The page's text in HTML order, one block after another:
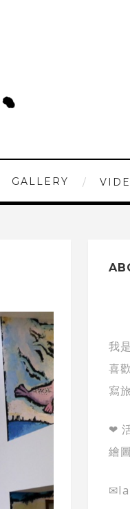
GALLERY
我
喜
寫
❤
繪